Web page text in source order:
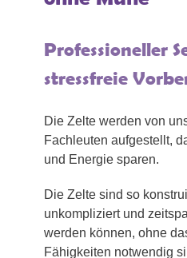
Professioneller
stressfreie
Die Zelte werden von
Fachleuten aufgestellt,
und Energie sparen.
Die Zelte sind so
unkompliziert und
werden können, ohne
Fähigkeiten notwendig